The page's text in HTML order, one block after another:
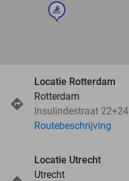
sport
Locatie Rotterdam
Rotterdam
Insulindestraat 22+24
Routebeschrijving
Locatie Utrecht
Utrecht